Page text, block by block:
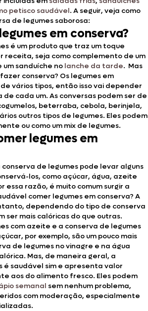
petisco saudável. A seguir, veja como
de legumes saborosa:
em conserva?
é um produto que traz um toque
receita, seja como complemento de um
um sanduíche no lanche da tarde. Mas
conserva? Os legumes em
vários tipos, então isso vai depender
cada um. As conversas podem ser de
beterraba, cebola, berinjela,
outros tipos de legumes. Eles podem
ou como um mix de legumes.
legumes em
de legumes pode levar alguns
los, como açúcar, água, azeite
essa razão, é muito comum surgir a
comer legumes em conserva? A
dependendo do tipo de conserva
ser mais calóricas do que outras.
com azeite e a conserva de legumes
por exemplo, são um pouco mais
de legumes no vinagre e na água
Mas, de maneira geral, a
é saudável sim e apresenta valor
aos do alimento fresco. Eles podem
semanal sem nenhum problema,
com moderação, especialmente